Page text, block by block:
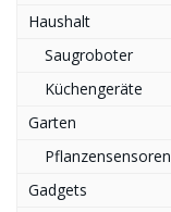
Haushalt
Saugroboter
Küchengeräte
Garten
Pflanzensensoren
Gadgets